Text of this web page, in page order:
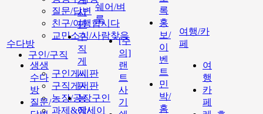
질문/답변
친구/여행합시다
교민소식/사람찾음
구인/구직
구인게시판
구직게시판
농장/공장구인
과제&에세이
수다방
생생
수다
방
질문/
시
판
구
직
게
시
판
농
장/
쉐어/벼
룩
[주
의]
랜
트
사
기
록
홍
보/
이
벤
트
민
박/
홈
여행/카
페
여
행
카
페